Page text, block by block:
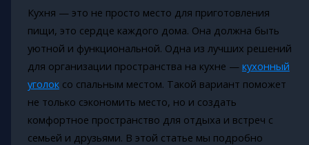
Кухня — это не просто место для приготовления
пищи, это сердце каждого дома. Она должна быть
уютной и функциональной. Одна из лучших решений
для организации пространства на кухне — кухонный
уголоксо спальным местом. Такой вариант поможет
не только сэкономить место, но и создать
комфортное пространство для отдыха и встреч с
семьей и друзьями. В этой статье мы подробно